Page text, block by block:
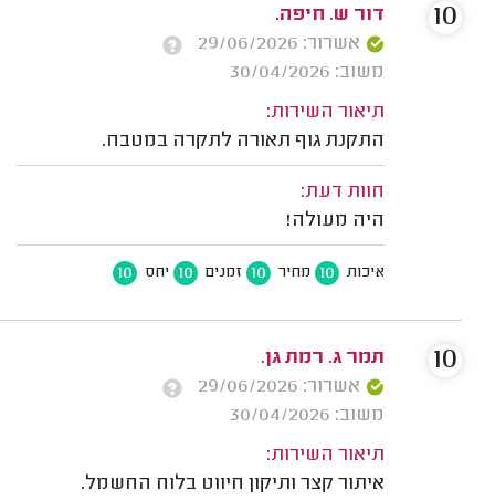
דור ש. חיפה.
אשרור: 29/06/2026
משוב: 30/04/2026
תיאור השירות:
התקנת גוף תאורה לתקרה במטבח.
חוות דעת:
היה מעולה!
איכות 10 מחיר 10 זמנים 10 יחס 10
10
תמר ג. רמת גן.
אשרור: 29/06/2026
משוב: 30/04/2026
תיאור השירות:
איתור קצר ותיקון חיווט בלוח החשמל.
10